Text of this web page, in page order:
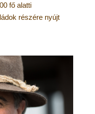
fő alatti
részére nyújt